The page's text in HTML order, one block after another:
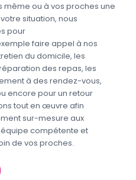
même ou à vos proches une
situation, nous
pour
faire appel à nos
du domicile, les
des repas, les
à des rendez-vous,
encore pour un retour
tout en œuvre afin
sur-mesure aux
compétente et
de vos proches.